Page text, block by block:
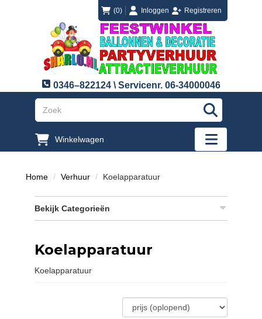
(0) loginInloggen
registreren Registreren
0346–822124 \ Servicenr. 06-34000046
"Zoeken
Winkelwagen
"Toggle
Home Verhuur Koelapparatuur
Bekijk Categorieën
Koelapparatuur
Koelapparatuur